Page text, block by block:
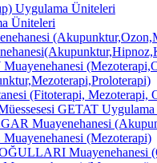
Uygulama Üniteleri
Üniteleri
(Fitoterapi, Mezoterapi,
GETAT
Muayenehanesi
(Mezoterapi)
Muayenehanesi